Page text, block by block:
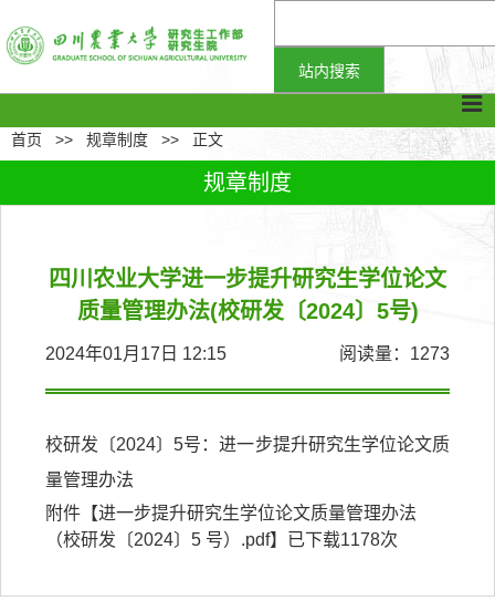
首页 >> 规章制度 >> 正文
规章制度
四川农业大学进一步提升研究生学位论文
质量管理办法(校研发〔2024〕5号)
2024年01月17日 12:15 阅读量： 1273
校研发〔2024〕5号：进一步提升研究生学位论文质
量管理办法
附件【进一步提升研究生学位论文质量管理办法
（校研发〔2024〕5 号）.pdf】已下载1178次